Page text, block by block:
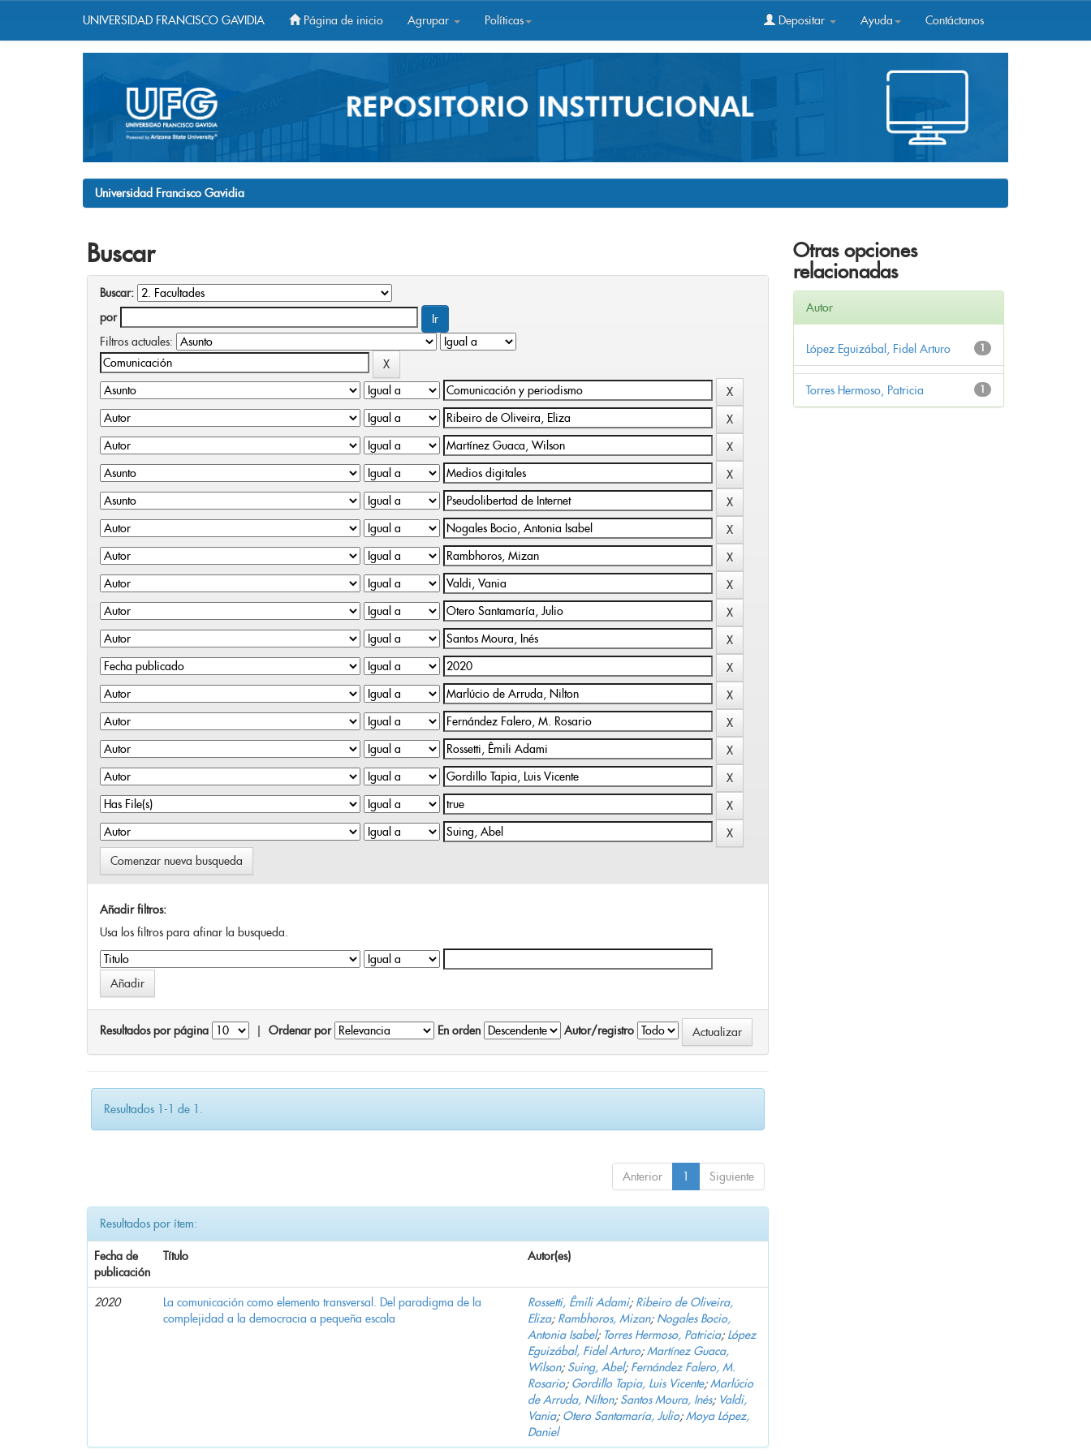
UNIVERSIDAD FRANCISCO GAVIDIA Página de inicio Agrupar Políticas Depositar Ayuda Contáctanos
Universidad Francisco Gavidia
Buscar
Buscar:
por
Filtros actuales:
Comenzar nueva busqueda
Añadir filtros:
Usa los filtros para afinar la busqueda.
Resultados por página Ordenar por En orden Autor/registro
Resultados 1-1 de 1.
Anterior 1 Siguiente
Resultados por ítem:
Fecha de
publicación
Título Autor(es)
2020
La comunicación como elemento transversal. Del paradigma de la
complejidad a la democracia a pequeña escala
Rossetti, Êmili Adami; Ribeiro de Oliveira,
Eliza; Rambhoros, Mizan; Nogales Bocio,
Antonia Isabel; Torres Hermoso, Patricia; López
Eguizábal, Fidel Arturo;Martínez Guaca,
Wilson; Suing, Abel; Fernández Falero, M.
Rosario; Gordillo Tapia, Luis Vicente;Marlúcio
de Arruda, Nilton; Santos Moura, Inés; Valdi,
Vania; Otero Santamaría, Julio;Moya López,
Daniel
Otras opciones
relacionadas
Autor
1
López Eguizábal, Fidel Arturo
1
Torres Hermoso, Patricia